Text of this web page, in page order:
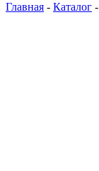
Главная - Каталог -